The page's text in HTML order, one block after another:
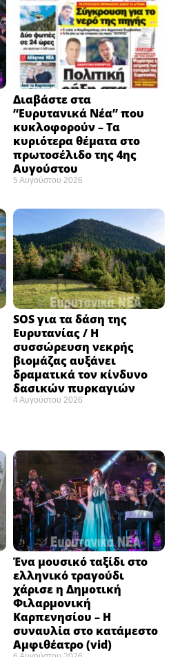
Διαβάστε στα
“Ευρυτανικά Νέα” που
κυκλοφορούν – Τα
κυριότερα θέματα στο
πρωτοσέλιδο της 4ης
Αυγούστου
5 Αυγούστου 2026
SOS για τα δάση της
Ευρυτανίας / Η
συσσώρευση νεκρής
βιομάζας αυξάνει
δραματικά τον κίνδυνο
δασικών πυρκαγιών
4 Αυγούστου 2026
Ένα μουσικό ταξίδι στο
ελληνικό τραγούδι
χάρισε η Δημοτική
Φιλαρμονική
Καρπενησίου – Η
συναυλία στο κατάμεστο
Αμφιθέατρο (vid)